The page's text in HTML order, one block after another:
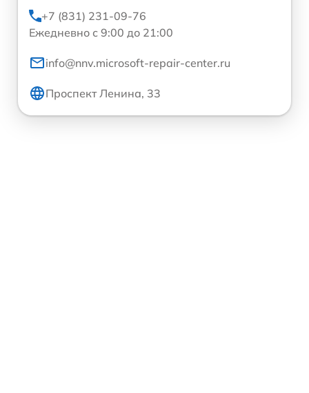
+7 (831) 231-09-76
Ежедневно с 9:00 до 21:00
info@nnv.microsoft-repair-center.ru
Проспект Ленина, 33